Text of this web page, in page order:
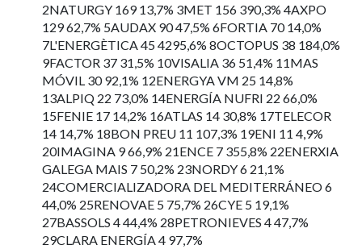
2NATURGY 169 13,7% 3MET 156 390,3% 4AXPO
129 62,7% 5AUDAX 90 47,5% 6FORTIA 70 14,0%
7L'ENERGÈTICA 45 4295,6% 8OCTOPUS 38 184,0%
9FACTOR 37 31,5% 10VISALIA 36 51,4% 11MAS
MÓVIL 30 92,1% 12ENERGYA VM 25 14,8%
13ALPIQ 22 73,0% 14ENERGÍA NUFRI 22 66,0%
15FENIE 17 14,2% 16ATLAS 14 30,8% 17TELECOR
14 14,7% 18BON PREU 11 107,3% 19ENI 11 4,9%
20IMAGINA 9 66,9% 21ENCE 7 355,8% 22ENERXIA
GALEGA MAIS 7 50,2% 23NORDY 6 21,1%
24COMERCIALIZADORA DEL MEDITERRÁNEO 6
44,0% 25RENOVAE 5 75,7% 26CYE 5 19,1%
27BASSOLS 4 44,4% 28PETRONIEVES 4 47,7%
29CLARA ENERGÍA 4 97,7%